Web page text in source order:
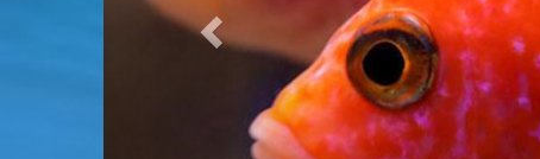
Pielęgnice afrykańskie